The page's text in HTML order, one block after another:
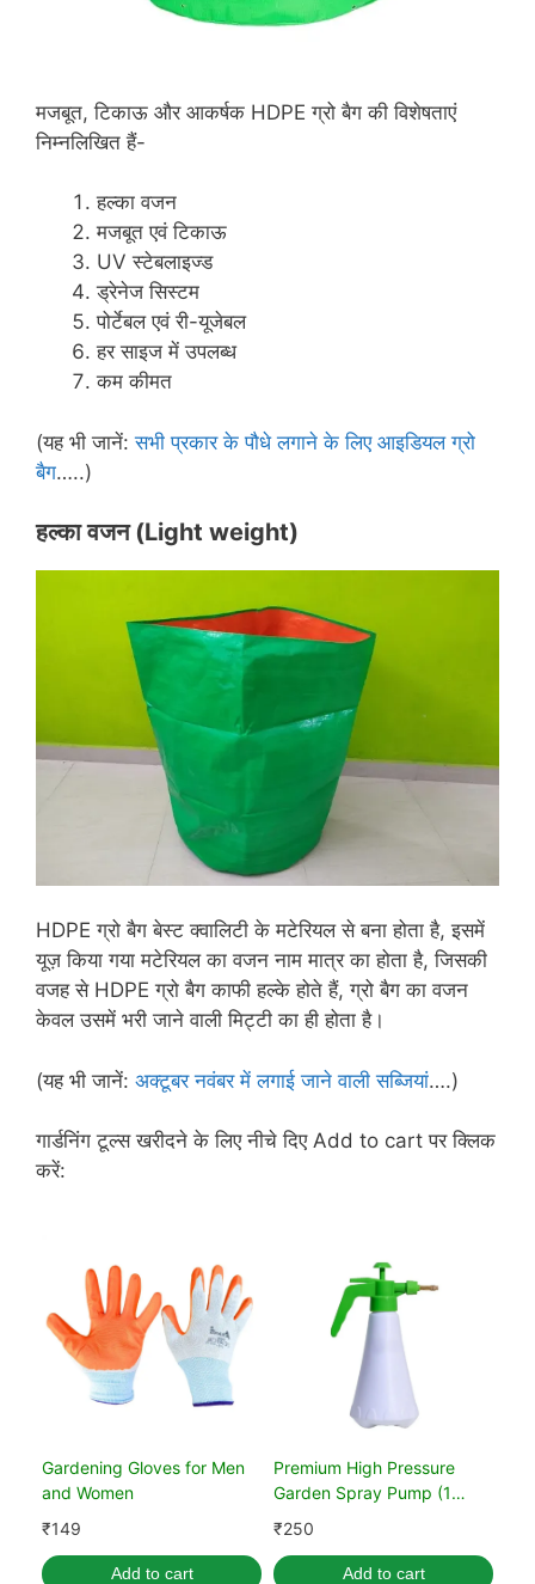
मजबूत, टिकाऊ और आकर्षक HDPE ग्रो बैग की विशेषताएं
निम्नलिखित हैं-
हल्का वजन
मजबूत एवं टिकाऊ
UV स्टेबलाइज्ड
ड्रेनेज सिस्टम
पोर्टेबल एवं री-यूजेबल
हर साइज में उपलब्ध
कम कीमत
(यह भी जानें:सभी प्रकार के पौधे लगाने के लिए आइडियल ग्रो
बैग…..)
हल्का वजन (Light weight)
HDPE ग्रो बैग बेस्ट क्वालिटी के मटेरियल से बना होता है, इसमें
यूज़ किया गया मटेरियल का वजन नाम मात्र का होता है, जिसकी
वजह से HDPE ग्रो बैग काफी हल्के होते हैं, ग्रो बैग का वजन
केवल उसमें भरी जाने वाली मिट्टी का ही होता है।
(यह भी जानें: अक्टूबर नवंबर में लगाई जाने वाली सब्जियां….)
गार्डनिंग टूल्स खरीदने के लिए नीचे दिए Add to cart पर क्लिक
करें:
Gardening Gloves for Men
and Women
₹149
Add to cart
Premium High Pressure
Garden Spray Pump (1
Liter)
₹250
Add to cart